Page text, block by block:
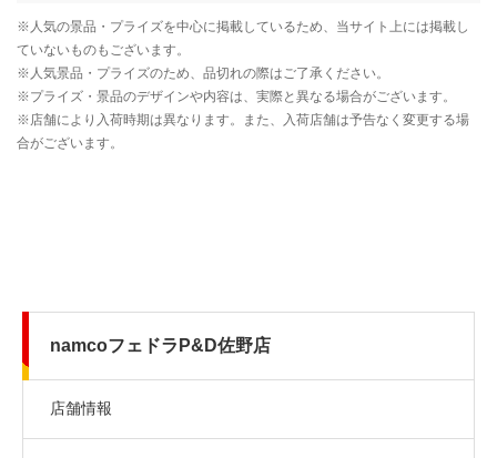
namcoフェドラP&D佐野店
店舗情報